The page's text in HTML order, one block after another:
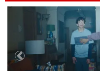
Previous